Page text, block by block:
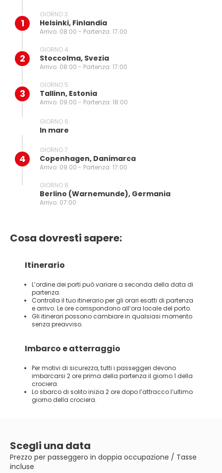
1
GIORNO 3
Helsinki, Finlandia
Arrivo: 08:00 - Partenza: 17:00
2
GIORNO 4
Stoccolma, Svezia
Arrivo: 08:00 - Partenza: 17:00
3
GIORNO 5
Tallinn, Estonia
Arrivo: 09:00 - Partenza: 18:00
GIORNO 6
In mare
4
GIORNO 7
Copenhagen, Danimarca
Arrivo: 09:00 - Partenza: 17:00
GIORNO 8
Berlino (warnemunde), Germania
Arrivo: 07:00
Cosa dovresti sapere:
Itinerario
L’ordine dei porti può variare a seconda della data di
partenza.
Controlla il tuo itinerario per gli orari esatti di partenza
e arrivo. Le ore corrispondono all’ora locale del porto.
Gli itinerari possono cambiare in qualsiasi momento
senza preavviso.
Imbarco e atterraggio
Per motivi di sicurezza, tutti i passeggeri devono
imbarcarsi 2 ore prima della partenza il giorno 1 della
crociera.
Lo sbarco di solito inizia 2 ore dopo l’attracco l’ultimo
giorno della crociera.
Scegli una data
Prezzo per passeggero in doppia occupazione / Tasse
incluse